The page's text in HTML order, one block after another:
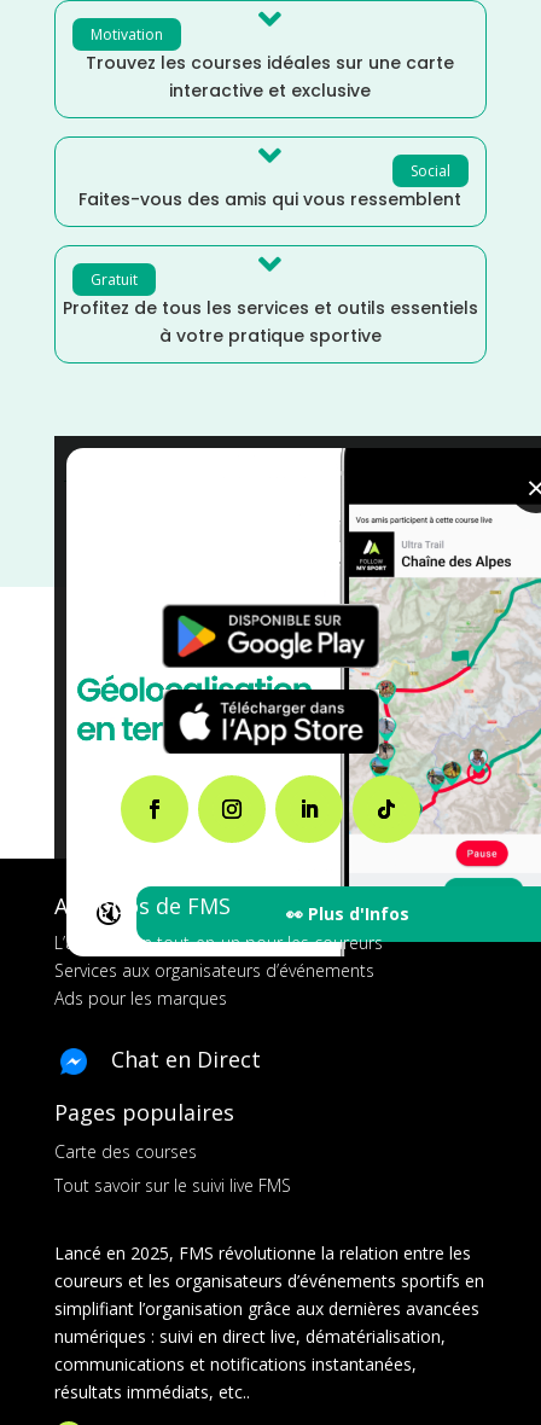
Motivation 
Trouvez les courses idéales sur une carte
interactive et exclusive
Social

Faites-vous des amis qui vous ressemblent
Gratuit 
Profitez de tous les services et outils essentiels
à votre pratique sportive
🔇 👀 Plus d'Infos
Trail
Dénivelé Moyen/
Dénivelé Elevé/ courses
Auvergne Rhône Alpes
A propos de FMS
L’application tout-en-un pour les coureurs
Services aux organisateurs d’événements
Ads pour les marques
Chat en Direct
Pages populaires
Carte des courses
Tout savoir sur le suivi live FMS
Lancé en 2025, FMS révolutionne la relation entre les
coureurs et les organisateurs d’événements sportifs en
simplifiant l’organisation grâce aux dernières avancées
numériques : suivi en direct live, dématérialisation,
communications et notifications instantanées,
résultats immédiats, etc..